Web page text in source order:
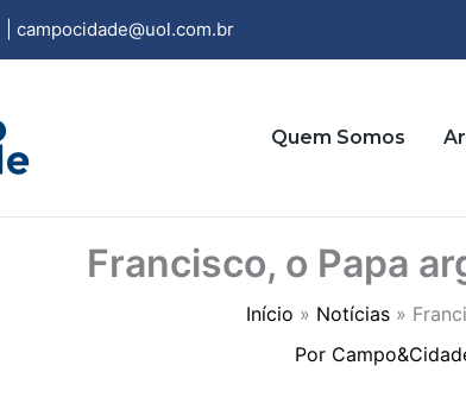
campocidade@uol.com.br
Quem Somos
Francisco, o Papa
Início Notícias
Por